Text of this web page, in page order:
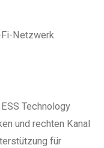
Netzwerk
Technology
und rechten Kanal
für